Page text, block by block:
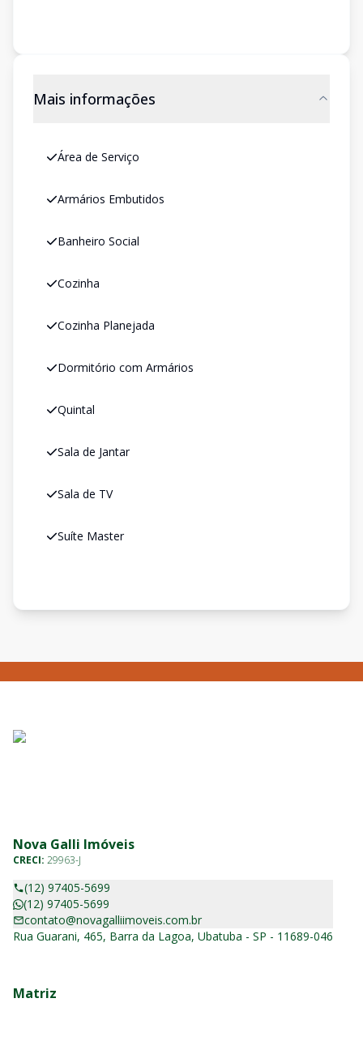
Mais informações
Área de Serviço
Armários Embutidos
Banheiro Social
Cozinha
Cozinha Planejada
Dormitório com Armários
Quintal
Sala de Jantar
Sala de TV
Suíte Master
Nova Galli Imóveis
CRECI: 29963-J
(12) 97405-5699
(12) 97405-5699
contato@novagalliimoveis.com.br
Rua Guarani, 465, Barra da Lagoa, Ubatuba - SP - 11689-046
Matriz